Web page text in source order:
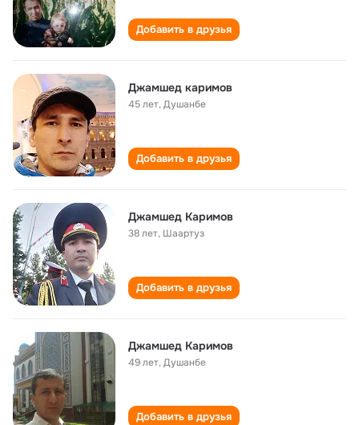
Добавить в друзья
Джамшед каримов
45 лет,Душанбе
Добавить в друзья
Джамшед Каримов
38 лет, Шаартуз
Добавить в друзья
Джамшед Каримов
49 лет,Душанбе
Добавить в друзья